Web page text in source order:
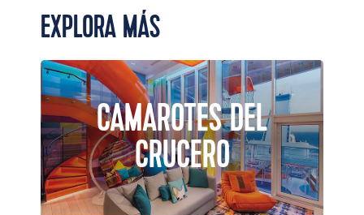
EXPLORA MÁS
CAMAROTES DEL
CRUCERO